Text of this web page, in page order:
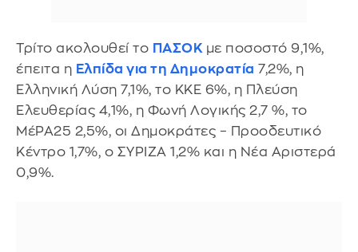
Τρίτο ακολουθεί το ΠΑΣΟΚ με ποσοστό 9,1%,
έπειτα η Ελπίδα για τη Δημοκρατία 7,2%, η
Ελληνική Λύση 7,1%, το ΚΚΕ 6%, η Πλεύση
Ελευθερίας 4,1%, η Φωνή Λογικής 2,7 %, το
ΜέΡΑ25 2,5%, οι Δημοκράτες – Προοδευτικό
Κέντρο 1,7%, ο ΣΥΡΙΖΑ 1,2% και η Νέα Αριστερά
0,9%.